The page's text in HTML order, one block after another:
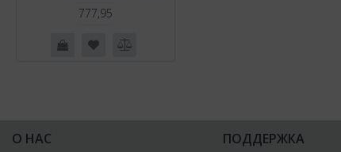
777,95
О НАС ПОДДЕРЖКА